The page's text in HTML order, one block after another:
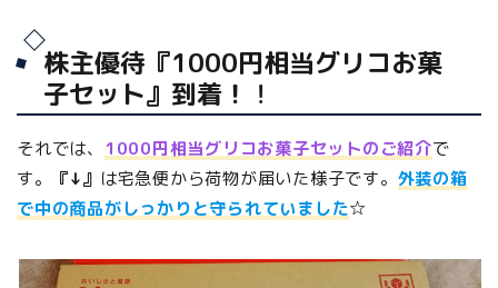
株主優待『1000円相当グリコお菓
子セット』到着！ ！
それでは、 1000円相当グリコお菓子セットのご紹介で
す。
『↓』 は宅急便から荷物が届いた様子です。 外装の箱
で中の商品がしっかりと守られていました☆